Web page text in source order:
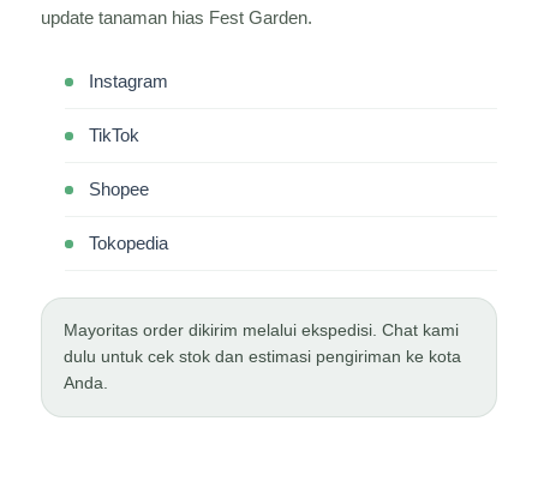
update tanaman hias Fest Garden.
Instagram
TikTok
Shopee
Tokopedia
Mayoritas order dikirim melalui ekspedisi. Chat kami
dulu untuk cek stok dan estimasi pengiriman ke kota
Anda.